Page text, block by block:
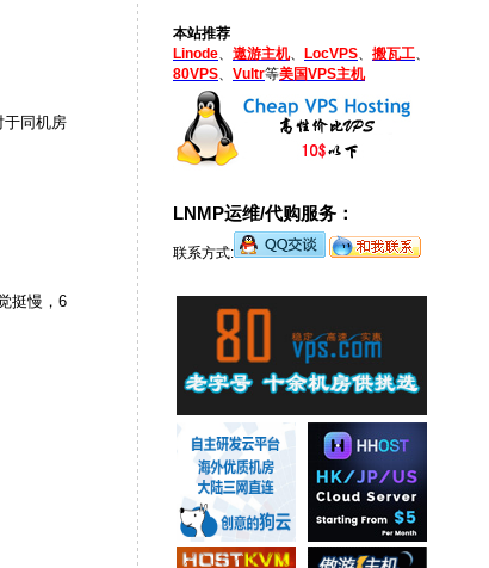
于同机房
挺慢，6
本站推荐
Linode
遨游主机、 LocVPS 搬瓦工
80VPS
Vultr等美国VPS主机
LNMP运维/代购服务：
联系方式: